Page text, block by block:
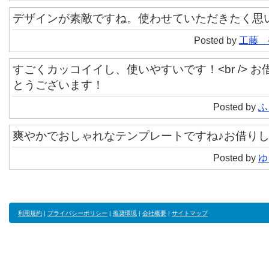
デザインが素敵ですね。使わせていただきたく思
Posted by 工藤
すごくカッコイイし、使いやすいです！<br />
とうございます！
Posted by
爽やかでおしゃれなテンプレートですね♪お借り
Posted by
利用規約 | プライバシーポリシー | 推奨環境 | 会社概要 | サイトマップ